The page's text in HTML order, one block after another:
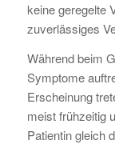
keine geregelte
zuverlässiges
Während beim
Symptome
Erscheinung
meist frühzeitig
Patientin gleich